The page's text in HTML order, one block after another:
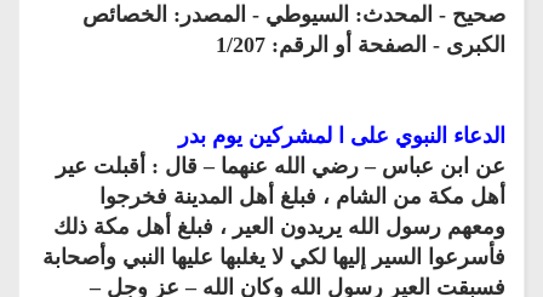
صحيح - المحدث: السيوطي - المصدر: الخصائص
الكبرى - الصفحة أو الرقم: 1/207
الدعاء النبوي على ا لمشركين يوم بدر
عن ابن عباس – رضي الله عنهما – قال : أقبلت عير
أهل مكة من الشام ، فبلغ أهل المدينة فخرجوا
ومعهم رسول الله يريدون العير ، فبلغ أهل مكة ذلك
فأسرعوا السير إليها لكي لا يغلبها عليها النبي وأصحابة
فسبقت العير رسول الله وكان الله – عز وجل –